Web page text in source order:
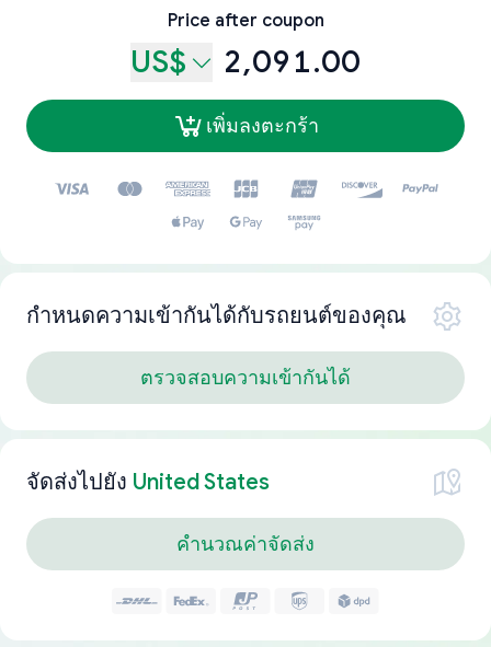
Price after coupon
US$ 2,091.00
เพิ่มลงตะกร้า
กำหนดความเข้ากันได้กับรถยนต์ของคุณ
ตรวจสอบความเข้ากันได้
จัดส่งไปยัง United States
คำนวณค่าจัดส่ง